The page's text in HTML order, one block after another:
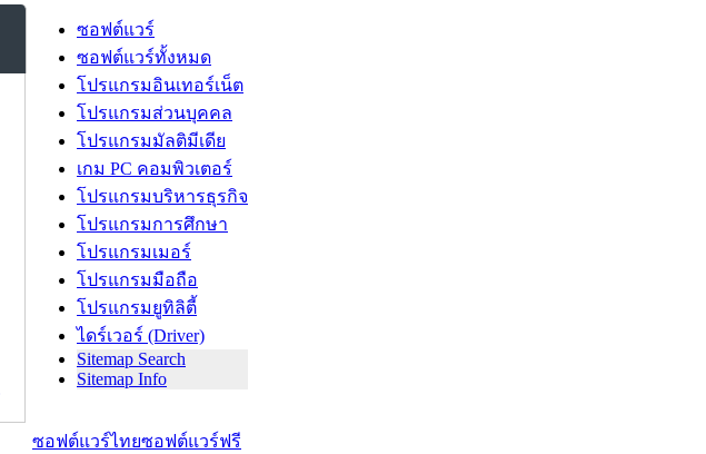
ซอฟต์แวร์
ซอฟต์แวร์ทั้งหมด
โปรแกรมอินเทอร์เน็ต
โปรแกรมส่วนบุคคล
โปรแกรมมัลติมีเดีย
เกม PC คอมพิวเตอร์
โปรแกรมบริหารธุรกิจ
โปรแกรมการศึกษา
โปรแกรมเมอร์
โปรแกรมมือถือ
โปรแกรมยูทิลิตี้
ไดร์เวอร์ (Driver)
Sitemap Search
Sitemap Info
ซอฟต์แวร์ไทยซอฟต์แวร์ฟรี